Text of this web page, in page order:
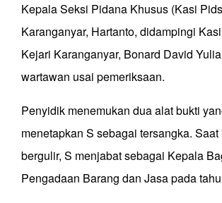
Kepala Seksi Pidana Khusus (Kasi
Karanganyar, Hartanto, didampingi
Kejari Karanganyar, Bonard David
wartawan usai pemeriksaan.
Penyidik menemukan dua alat bukti
menetapkan S sebagai tersangka.
bergulir, S menjabat sebagai Kepala
Pengadaan Barang dan Jasa pada